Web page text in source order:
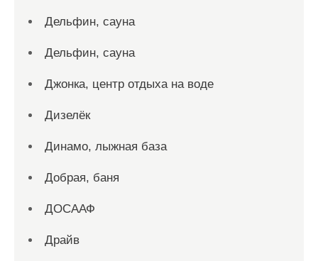
Дельфин, сауна
Дельфин, сауна
Джонка, центр отдыха на воде
Дизелёк
Динамо, лыжная база
Добрая, баня
ДОСААФ
Драйв